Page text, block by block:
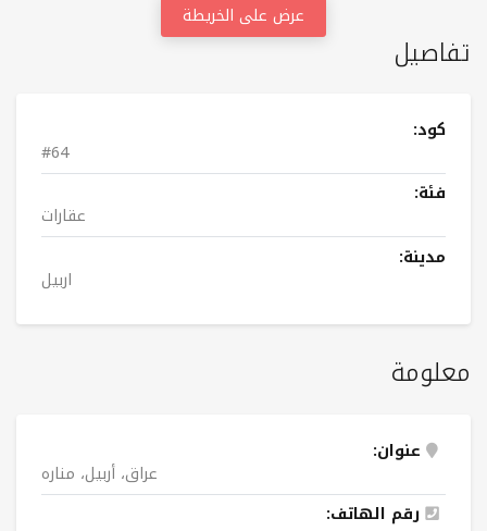
تفاصيل
كود:
#64
فئة:
عقارات
مدينة:
اربيل
معلومة
عنوان:
عراق، أربيل، منارە
رقم الهاتف:
عرض على الخريطة